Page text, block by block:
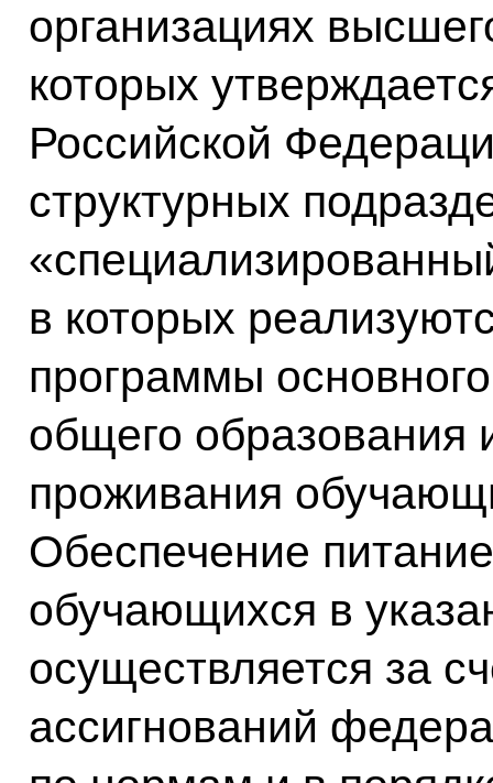
организациях
которых
Российской
структурных
в которых
программы
общего образования
проживания
Обеспечение
обучающихся в
осуществляется за
ассигнований